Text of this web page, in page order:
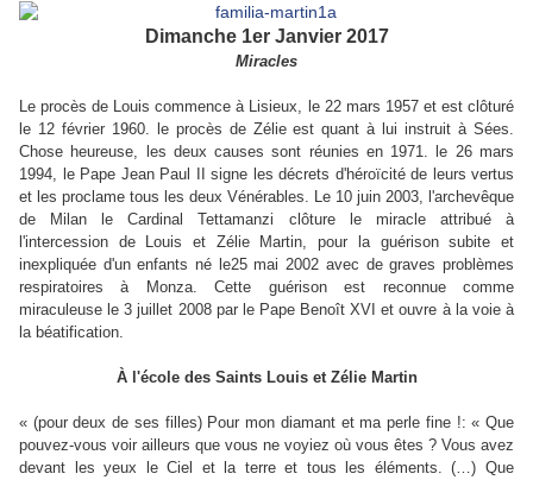
Dimanche 1er Janvier 2017
Miracles
Le procès de Louis commence à Lisieux, le 22 mars 1957 et est clôturé
le 12 février 1960. le procès de Zélie est quant à lui instruit à Sées.
Chose heureuse, les deux causes sont réunies en 1971. le 26 mars
1994, le Pape Jean Paul II signe les décrets d'héroïcité de leurs vertus
et les proclame tous les deux Vénérables. Le 10 juin 2003, l'archevêque
de Milan le Cardinal Tettamanzi clôture le miracle attribué à
l'intercession de Louis et Zélie Martin, pour la guérison subite et
inexpliquée d'un enfants né le25 mai 2002 avec de graves problèmes
respiratoires à Monza. Cette guérison est reconnue comme
miraculeuse le 3 juillet 2008 par le Pape Benoît XVI et ouvre à la voie à
la béatification.
À l'école des Saints Louis et Zélie Martin
« (pour deux de ses filles) Pour mon diamant et ma perle fine !: « Que
pouvez-vous voir ailleurs que vous ne voyiez où vous êtes ? Vous avez
devant les yeux le Ciel et la terre et tous les éléments. (…) Que